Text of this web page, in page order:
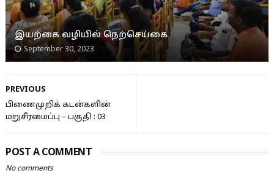
இயற்கை வழியில் நெற்செய்கை
September 30, 2023
PREVIOUS
பிணைமுறிக் கடன்களின்
மறுசீரமைப்பு – பகுதி : 03
POST A COMMENT
No comments